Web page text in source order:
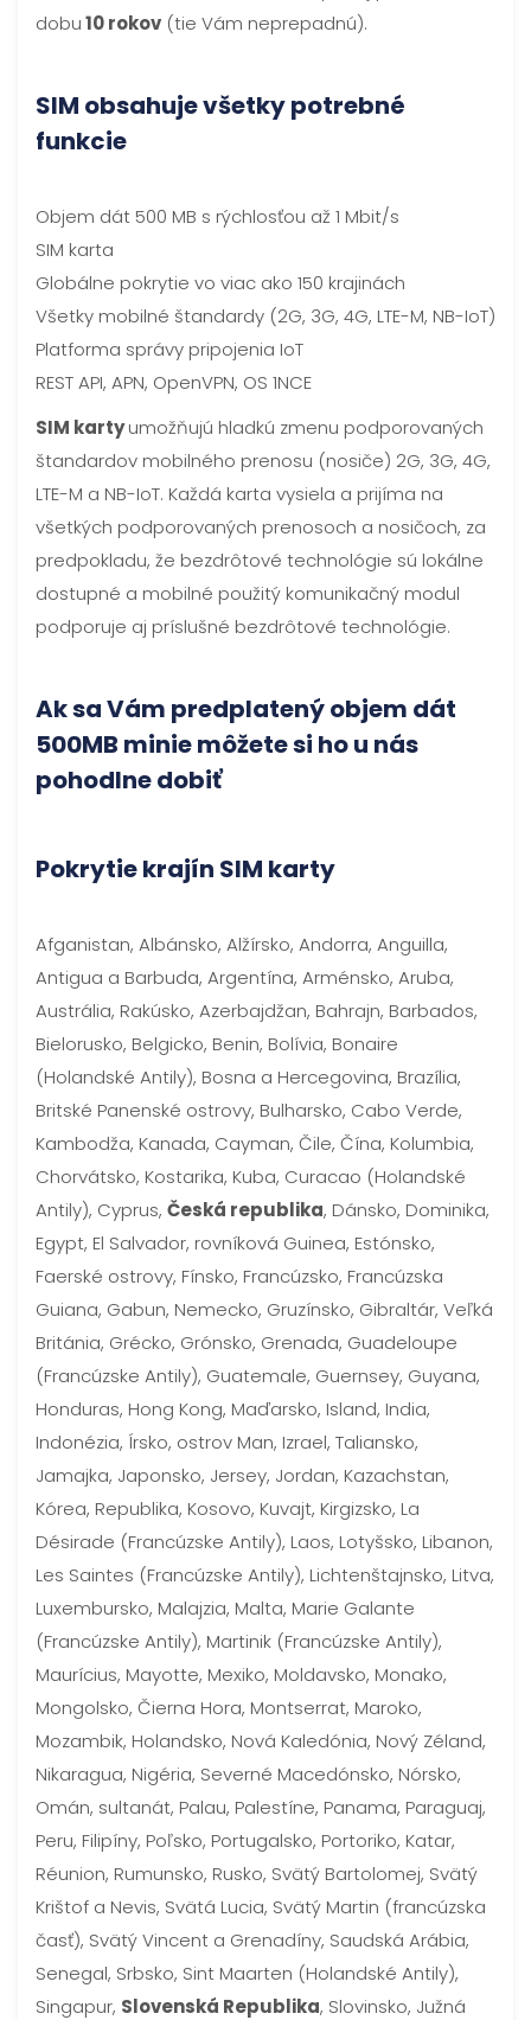
dobu10 rokov (tie Vám neprepadnú).
SIM obsahuje všetky potrebné
funkcie
Objem dát 500 MB s rýchlosťou až 1 Mbit/s
SIM karta
Globálne pokrytie vo viac ako 150 krajinách
Všetky mobilné štandardy (2G, 3G, 4G, LTE-M, NB-IoT)
Platforma správy pripojenia IoT
REST API, APN, OpenVPN, OS 1NCE
SIM kartyumožňujú hladkú zmenu podporovaných
štandardov mobilného prenosu (nosiče) 2G, 3G, 4G,
LTE-M a NB-IoT. Každá karta vysiela a prijíma na
všetkých podporovaných prenosoch a nosičoch, za
predpokladu, že bezdrôtové technológie sú lokálne
dostupné a mobilné použitý komunikačný modul
podporuje aj príslušné bezdrôtové technológie.
Ak sa Vám predplatený objem dát
500MB minie môžete si ho u nás
pohodlne dobiť
Pokrytie krajín SIM karty
Afganistan, Albánsko, Alžírsko, Andorra, Anguilla,
Antigua a Barbuda, Argentína, Arménsko, Aruba,
Austrália, Rakúsko, Azerbajdžan, Bahrajn, Barbados,
Bielorusko, Belgicko, Benin, Bolívia, Bonaire
(Holandské Antily), Bosna a Hercegovina, Brazília,
Britské Panenské ostrovy, Bulharsko, Cabo Verde,
Kambodža, Kanada, Cayman, Čile, Čína, Kolumbia,
Chorvátsko, Kostarika, Kuba, Curacao (Holandské
Antily), Cyprus, Česká republika, Dánsko, Dominika,
Egypt, El Salvador, rovníková Guinea, Estónsko,
Faerské ostrovy, Fínsko, Francúzsko, Francúzska
Guiana, Gabun, Nemecko, Gruzínsko, Gibraltár, Veľká
Británia, Grécko, Grónsko, Grenada, Guadeloupe
(Francúzske Antily), Guatemale, Guernsey, Guyana,
Honduras, Hong Kong, Maďarsko, Island, India,
Indonézia, Írsko, ostrov Man, Izrael, Taliansko,
Jamajka, Japonsko, Jersey, Jordan, Kazachstan,
Kórea, Republika, Kosovo, Kuvajt, Kirgizsko, La
Désirade (Francúzske Antily), Laos, Lotyšsko, Libanon,
Les Saintes (Francúzske Antily), Lichtenštajnsko, Litva,
Luxembursko, Malajzia, Malta, Marie Galante
(Francúzske Antily), Martinik (Francúzske Antily),
Maurícius, Mayotte, Mexiko, Moldavsko, Monako,
Mongolsko, Čierna Hora, Montserrat, Maroko,
Mozambik, Holandsko, Nová Kaledónia, Nový Zéland,
Nikaragua, Nigéria, Severné Macedónsko, Nórsko,
Omán, sultanát, Palau, Palestíne, Panama, Paraguaj,
Peru, Filipíny, Poľsko, Portugalsko, Portoriko, Katar,
Réunion, Rumunsko, Rusko, Svätý Bartolomej, Svätý
Krištof a Nevis, Svätá Lucia, Svätý Martin (francúzska
časť), Svätý Vincent a Grenadíny, Saudská Arábia,
Senegal, Srbsko, Sint Maarten (Holandské Antily),
Singapur, Slovenská Republika, Slovinsko, Južná